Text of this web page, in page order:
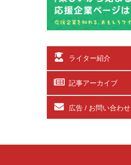
ライター紹介
記事アーカイブ
広告 / お問い合わせ